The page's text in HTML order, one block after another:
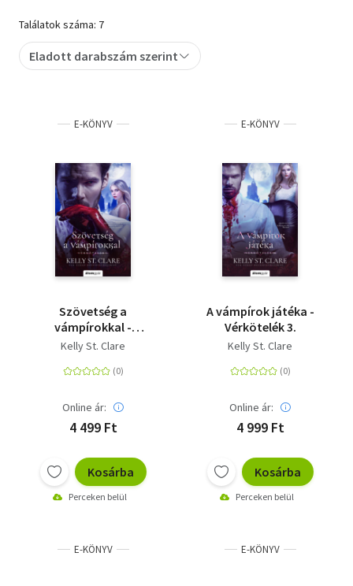
Művészet
Szakkönyv
Tankönyv, segédkönyv
Társadalomtudomány
Természettudomány
Történelem
Találatok száma: 7
Eladott darabszám szerint
E-KÖNYV
Szövetség a
vámpírokkal -
Vérkötelék 1.
Kelly St. Clare
Online ár:
4 499 Ft
Kosárba
Perceken belül
E-KÖNYV
A vámpírok játéka -
Vérkötelék 3.
Kelly St. Clare
Online ár:
4 999 Ft
Kosárba
Perceken belül
E-KÖNYV E-KÖNYV